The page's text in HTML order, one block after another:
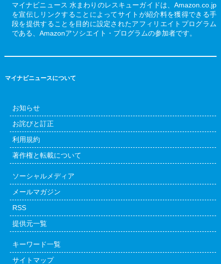
マイナビニュース 水まわりのレスキューガイドは、Amazon.co.jp
を宣伝しリンクすることによってサイトが紹介料を獲得できる手
段を提供することを目的に設定されたアフィリエイトプログラム
である、Amazonアソシエイト・プログラムの参加者です。
マイナビニュースについて
お知らせ
お詫びと訂正
利用規約
著作権と転載について
ソーシャルメディア
メールマガジン
RSS
提供元一覧
キーワード一覧
サイトマップ